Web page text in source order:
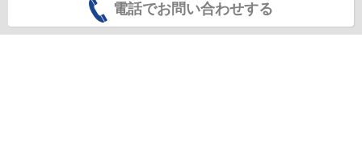
電話でお問い合わせする